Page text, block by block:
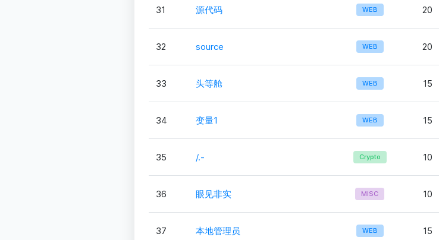
31 源代码 WEB 20
32 source WEB 20
33 头等舱 WEB 15
34 变量1 WEB 15
35 /.- Crypto 10
36 眼见非实 MISC 10
37 本地管理员 WEB 15